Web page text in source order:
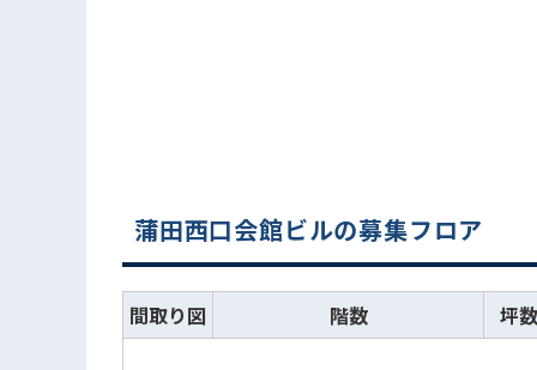
蒲田西口会館ビルの募集フロア
間取り図 階数 坪数